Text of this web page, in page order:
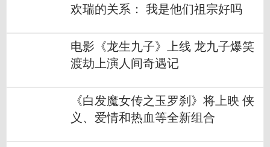
欢瑞的关系： 我是他们祖宗好吗
电影《龙生九子》上线 龙九子爆笑
渡劫上演人间奇遇记
《白发魔女传之玉罗刹》将上映 侠
义、爱情和热血等全新组合